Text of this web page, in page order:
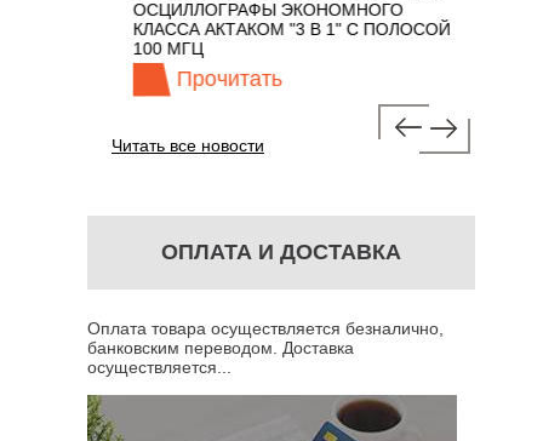
ОСЦИЛЛОГРАФЫ ЭКОНОМНОГО
КЛАССА АКТАКОМ "3 В 1" С ПОЛОСОЙ
100 МГЦ
Прочитать
Читать все новости
ОПЛАТА И ДОСТАВКА
Оплата товара осуществляется безналично,
банковским переводом. Доставка
осуществляется...